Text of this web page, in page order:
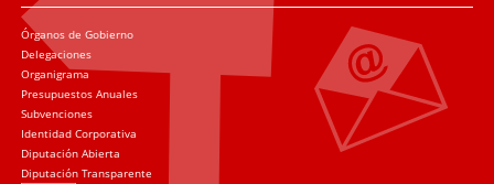
Órganos de Gobierno
Delegaciones
Organigrama
Presupuestos Anuales
Subvenciones
Identidad Corporativa
Diputación Abierta
Diputación Transparente